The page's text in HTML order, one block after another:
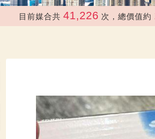
目前媒合共 41,226 次，總價值約